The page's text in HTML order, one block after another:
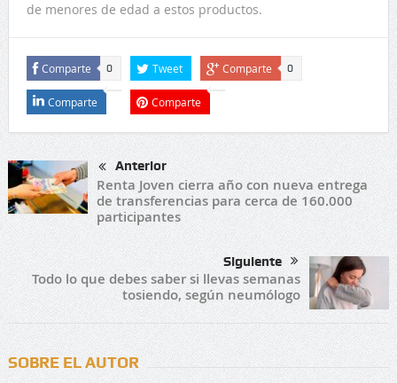
de menores de edad a estos productos.
Comparte 0 Tweet Comparte 0
Comparte Comparte
Anterior
Renta Joven cierra año con nueva entrega
de transferencias para cerca de 160.000
participantes
Siguiente
Todo lo que debes saber si llevas semanas
tosiendo, según neumólogo
SOBRE EL AUTOR